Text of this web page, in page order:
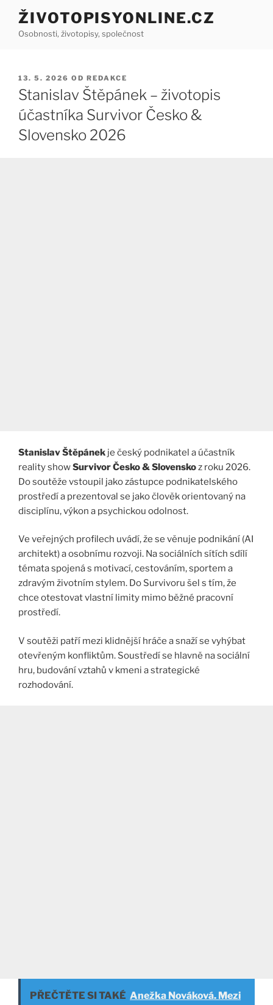
Přejít
obsahu
ŽIVOTOPISYONLINE.CZ
Osobnosti, životopisy, společnost
PUBLIKOVÁNO
13. 5. 2026 OD REDAKCE
Stanislav Štěpánek – životopis
účastníka Survivor Česko &
Slovensko 2026
Stanislav Štěpánek je český podnikatel a účastník
reality showSurvivor Česko & Slovenskoz roku 2026.
Do soutěže vstoupil jako zástupce podnikatelského
prostředí a prezentoval se jako člověk orientovaný na
disciplínu, výkon a psychickou odolnost.
Ve veřejných profilech uvádí, že se věnuje podnikání (AI
architekt) a osobnímu rozvoji. Na sociálních sítích sdílí
témata spojená s motivací, cestováním, sportem a
zdravým životním stylem. Do Survivoru šel s tím, že
chce otestovat vlastní limity mimo běžné pracovní
prostředí.
V soutěži patří mezi klidnější hráče a snaží se vyhýbat
otevřeným konfliktům. Soustředí se hlavně na sociální
hru, budování vztahů v kmeni a strategické
rozhodování.
PŘEČTĚTE SI TAKÉ Anežka Nováková. Mezi